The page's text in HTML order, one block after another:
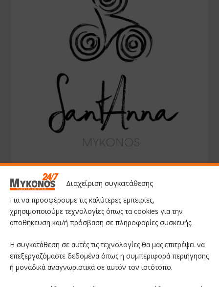
Διαχείριση συγκατάθεσης
Για να προσφέρουμε τις καλύτερες εμπειρίες,
χρησιμοποιούμε τεχνολογίες όπως τα cookies για την
αποθήκευση και/ή πρόσβαση σε πληροφορίες συσκευής.
Η συγκατάθεση σε αυτές τις τεχνολογίες θα μας επιτρέψει να
επεξεργαζόμαστε δεδομένα όπως η συμπεριφορά περιήγησης
ή μοναδικά αναγνωριστικά σε αυτόν τον ιστότοπο.